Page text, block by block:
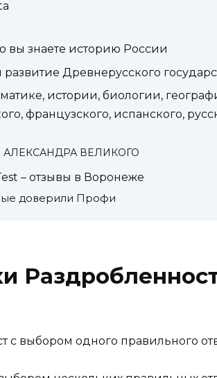
вы знаете историю России
Древнерусского
истории, биологии,
французского, испанского,
ВЕЛИКОГО
– отзывы в Воронеже
доверили Профи
с выбором одного правильного